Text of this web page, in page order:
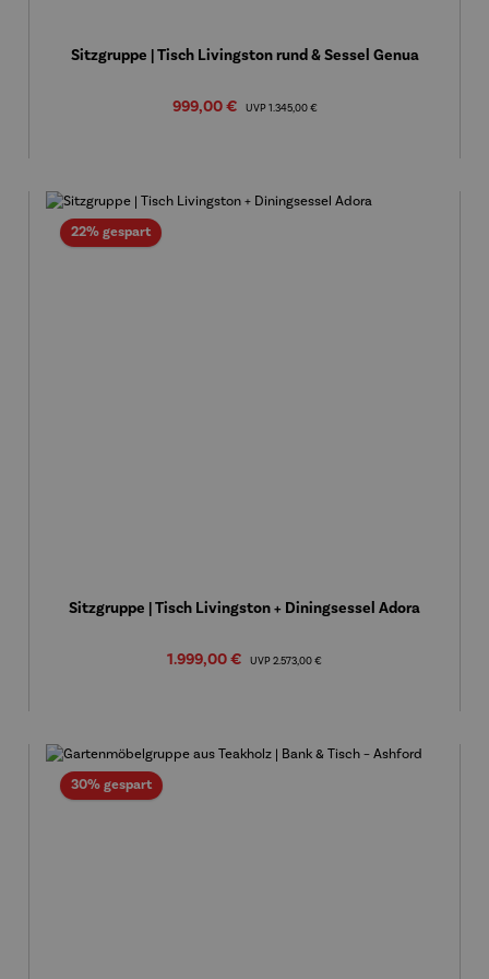
Sitzgruppe | Tisch Livingston rund & Sessel Genua
Verkaufspreis:
999,00 € UVPRegulärer Preis:
1.345,00 €
22% gespartRabatt
Sitzgruppe | Tisch Livingston + Diningsessel Adora
Verkaufspreis:
1.999,00 € UVPRegulärer Preis:
2.573,00 €
30% gespartRabatt